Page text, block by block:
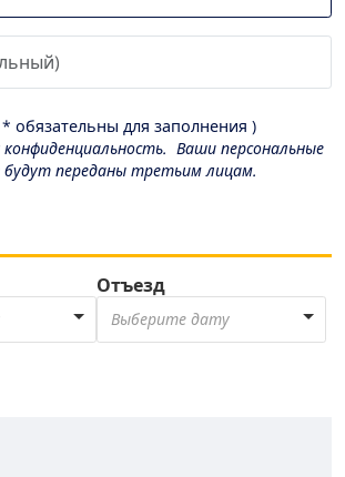
обязательны для заполнения )
Ваши персональные
будут переданы третьим лицам.
Отъезд
Выберите дату